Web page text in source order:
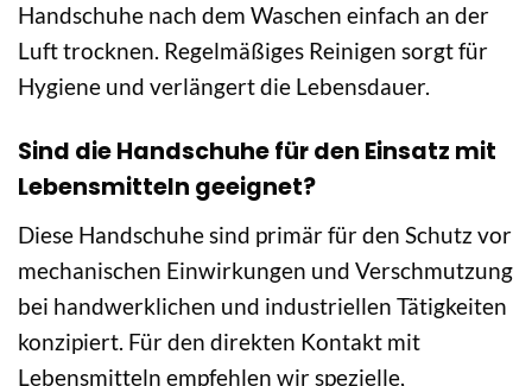
Handschuhe nach dem Waschen einfach an der
Luft trocknen. Regelmäßiges Reinigen sorgt für
Hygiene und verlängert die Lebensdauer.
Sind die Handschuhe für den Einsatz mit
Lebensmitteln geeignet?
Diese Handschuhe sind primär für den Schutz vor
mechanischen Einwirkungen und Verschmutzung
bei handwerklichen und industriellen Tätigkeiten
konzipiert. Für den direkten Kontakt mit
Lebensmitteln empfehlen wir spezielle,